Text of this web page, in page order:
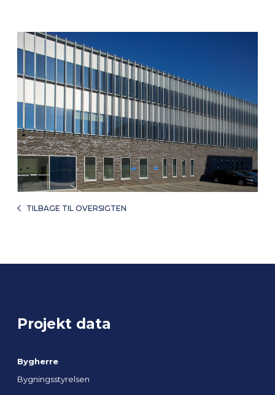
TILBAGE TIL OVERSIGTEN
Projekt data
Bygherre
Bygningsstyrelsen